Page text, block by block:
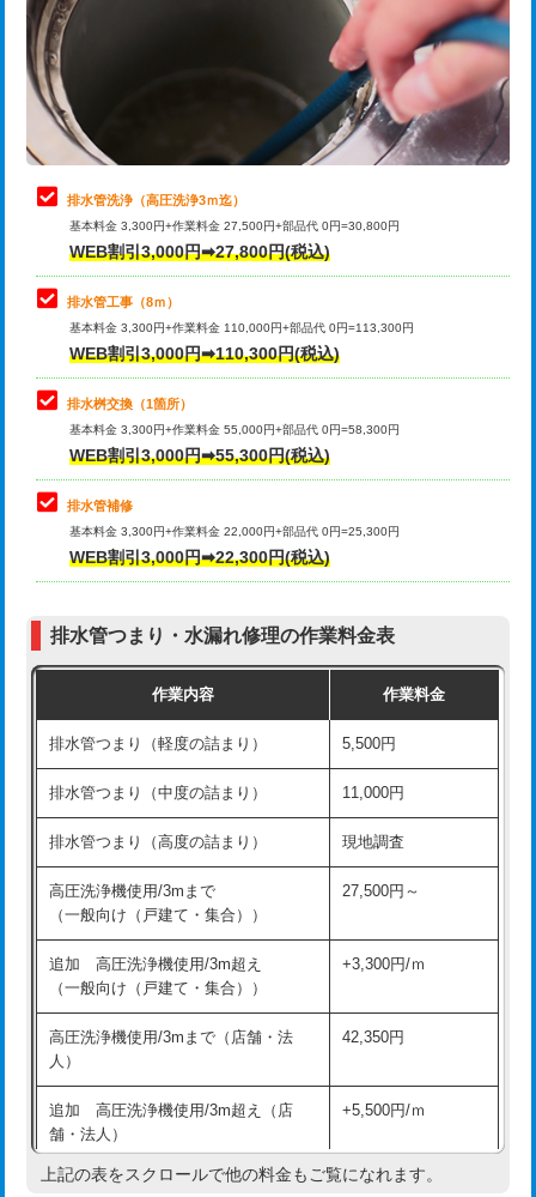
管・ポリ管・HT管使用/3ｍ超え)
排水管工事（土の掘削・埋め戻し作
業）
11,000円~
排水管工事（排水管工事/3ｍまで） 55,000円
排水管工事（追加 排水管工事/3ｍ超
え）
マス交換（土の掘削・埋め戻し作業）
マス交換（深さ50㎝未満）
マス交換（深さ50㎝以上）
コンクリート斫り（厚さ10㎝まで）
コンクリート斫り（厚さ10㎝超え）
モルタル補修（厚さ10㎝まで）
モルタル補修（厚さ10㎝超え）
追加人工 16,500円
現場見積
※給水管工事は20mmまでの価格です。
桝清掃 8,800円
止水・漏水調査・防水処理・清掃・修
理・調整・分解・加工など（軽作業）
11,000円
止水・漏水調査・防水処理・清掃・修
理・調整・分解・加工など（中作業）
22,000円
止水・漏水調査・防水処理・清掃・修
理・調整・分解・加工など（重作業）
33,000円
その他部品の脱着
交換・取付（タンク）
交換・取付(単水栓（壁付・デッキ
式）)
交換・取付(混合水栓（壁付・デッキ
式・ワンホール）)
16,500円+材料費
交換・取付(排水栓・排水トラップ
交換・取付（その他部品） 11,000円+材料費
持込商品取付（単水栓） 13,200円
持込商品取付（混合水栓） 16,500円
持込商品取付（浄水器・分岐水栓） 16,500円
給水管工事※（ホール加工) 16,500円
給水管工事※（バンド止め) 3,300円
給水管工事※（支持金具設置)
給水管工事※（保温材使用（バンド止
め込み）)
5,500円
給水管工事※（土の掘削・埋め戻し作
業)
11,000円
給水管工事※（塩ビ管（VP・HI）使
用/3ｍまで)
33,000円
給水管工事※（塩ビ管（VP・HI）使
+8,800円
排水管洗浄（高圧洗浄3ｍ迄）
基本料金 3,300円+作業料金 27,500円+部品代 0円=30,800円
WEB割引3,000円➡27,800円(税込)
排水管工事（8ｍ）
基本料金 3,300円+作業料金 110,000円+部品代 0円=113,300円
WEB割引3,000円➡110,300円(税込)
排水桝交換（1箇所）
基本料金 3,300円+作業料金 55,000円+部品代 0円=58,300円
WEB割引3,000円➡55,300円(税込)
排水管補修
基本料金 3,300円+作業料金 22,000円+部品代 0円=25,300円
WEB割引3,000円➡22,300円(税込)
排水管つまり・水漏れ修理の作業料金表
作業内容 作業料金
排水管つまり（軽度の詰まり） 5,500円
排水管つまり（中度の詰まり） 11,000円
排水管つまり（高度の詰まり） 現地調査
高圧洗浄機使用/3mまで
（一般向け（戸建て・集合））
27,500円～
追加 高圧洗浄機使用/3m超え
（一般向け（戸建て・集合））
+3,300円/ｍ
高圧洗浄機使用/3mまで（店舗・法
人）
42,350円
追加 高圧洗浄機使用/3m超え（店
舗・法人）
+5,500円/ｍ
高度高圧洗浄換 現地調査
上記の表をスクロールで他の料金もご覧になれます。